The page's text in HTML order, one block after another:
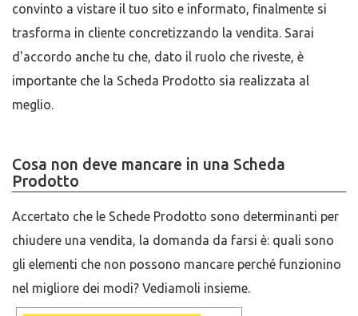
convinto a vistare il tuo sito e informato, finalmente si
trasforma in cliente concretizzando la vendita. Sarai
d'accordo anche tu che, dato il ruolo che riveste, è
importante che la Scheda Prodotto sia realizzata al
meglio.
Cosa non deve mancare in una Scheda
Prodotto
Accertato che le Schede Prodotto sono determinanti per
chiudere una vendita, la domanda da farsi è: quali sono
gli elementi che non possono mancare perché funzionino
nel migliore dei modi? Vediamoli insieme.